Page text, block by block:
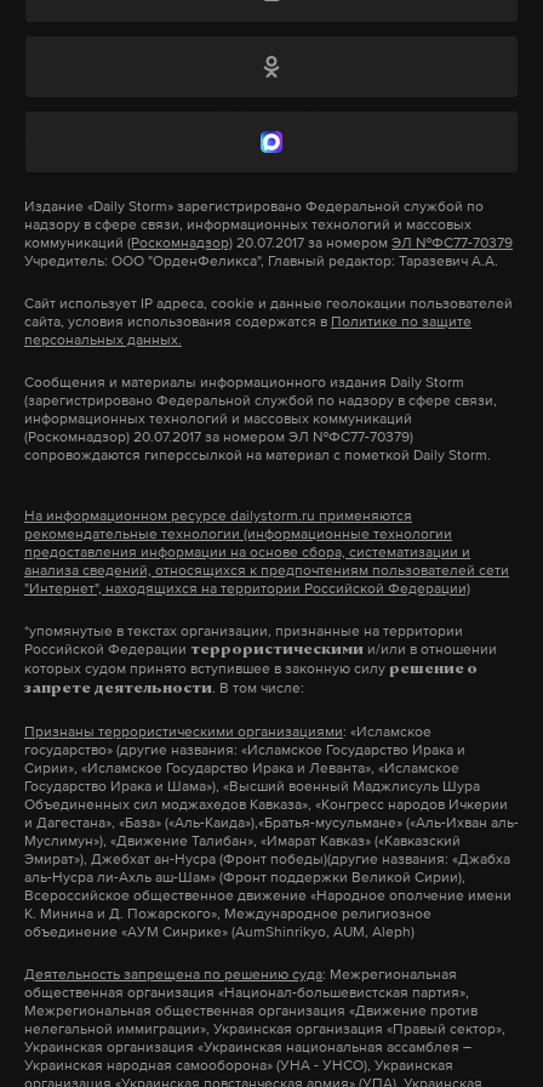
видеоигр. Участники смогут посоревноваться
смогут посетить ретрозону.
Подпишитесь на Daily Storm вMAX. Он
работает там, где тормозит интернет.
А еще мы есть вTelegram,ДзениVK.
Дзен VK
продукты с заменителем молочного жира. Теперь
рост НДС. Мы также выяснили, как менялась
примеру, баранина, рыба, картофель и капуста
прибавили в цене 50% и выше.
Подпишитесь на Daily Storm вMAX. Он
А еще мы есть вTelegram,ДзениVK.
Макс Telegram
Дзен VK
#налоги #ндс #владимир путин
Издание «Daily Storm» зарегистрировано Федеральной службой по
надзору в сфере связи, информационных технологий и массовых
коммуникаций (Роскомнадзор) 20.07.2017 за номером ЭЛ №ФС77-70379
Учредитель: ООО "ОрденФеликса", Главный редактор: Таразевич А.А.
Сайт использует IP адреса, cookie и данные геолокации пользователей
сайта, условия использования содержатся в Политике по защите
персональных данных.
Сообщения и материалы информационного издания Daily Storm
(зарегистрировано Федеральной службой по надзору в сфере связи,
информационных технологий и массовых коммуникаций
(Роскомнадзор) 20.07.2017 за номером ЭЛ №ФС77-70379)
сопровождаются гиперссылкой на материал с пометкой Daily Storm.
На информационном ресурсе dailystorm.ru применяются
рекомендательные технологии (информационные технологии
предоставления информации на основе сбора, систематизации и
анализа сведений, относящихся к предпочтениям пользователей сети
"Интернет", находящихся на территории Российской Федерации)
*упомянутые в текстах организации, признанные на территории
Российской Федерации террористическими и/или в отношении
которых судом принято вступившее в законную силу решение о
запрете деятельности. В том числе:
Признаны террористическими организациями: «Исламское
государство» (другие названия: «Исламское Государство Ирака и
Сирии», «Исламское Государство Ирака и Леванта», «Исламское
Государство Ирака и Шама»), «Высший военный Маджлисуль Шура
Объединенных сил моджахедов Кавказа», «Конгресс народов Ичкерии
и Дагестана», «База» («Аль-Каида»),«Братья-мусульмане» («Аль-Ихван аль-
Муслимун»), «Движение Талибан», «Имарат Кавказ» («Кавказский
Эмират»), Джебхат ан-Нусра (Фронт победы)(другие названия: «Джабха
аль-Нусра ли-Ахль аш-Шам» (Фронт поддержки Великой Сирии),
Всероссийское общественное движение «Народное ополчение имени
К. Минина и Д. Пожарского», Международное религиозное
объединение «АУМ Синрике» (AumShinrikyo, AUM, Aleph)
Деятельность запрещена по решению суда: Межрегиональная
общественная организация «Национал-большевистская партия»,
Межрегиональная общественная организация «Движение против
нелегальной иммиграции», Украинская организация «Правый сектор»,
Украинская организация «Украинская национальная ассамблея –
Украинская народная самооборона» (УНА - УНСО), Украинская
организация «Украинская повстанческая армия» (УПА), Украинская